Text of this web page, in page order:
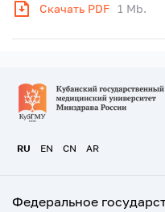
Скачать PDF 1 Mb.
RU EN CN AR
Федеральное